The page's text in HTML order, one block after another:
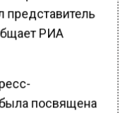
представитель
РИА
посвящена